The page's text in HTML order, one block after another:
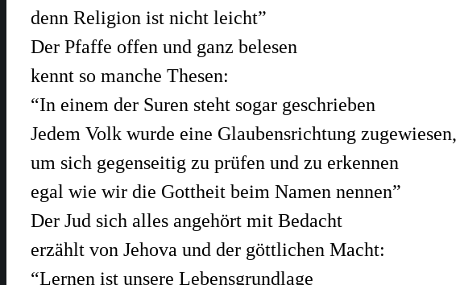
denn Religion ist nicht leicht”
Der Pfaffe offen und ganz belesen
kennt so manche Thesen:
“In einem der Suren steht sogar geschrieben
Jedem Volk wurde eine Glaubensrichtung zugewiesen,
um sich gegenseitig zu prüfen und zu erkennen
egal wie wir die Gottheit beim Namen nennen”
Der Jud sich alles angehört mit Bedacht
erzählt von Jehova und der göttlichen Macht:
“Lernen ist unsere Lebensgrundlage